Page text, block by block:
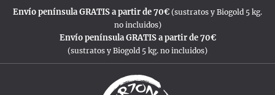
Envío península GRATIS a partir de 70€ (sustratos y Biogold 5 kg.
no incluidos)
Envío península GRATIS a partir de 70€
(sustratos y Biogold 5 kg. no incluidos)